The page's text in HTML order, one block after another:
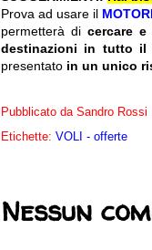
Prova ad usare il
permetterà dicercare
destinazioni in tutto il
presentato in un unico
Pubblicato da Sandro Rossi
Etichette: VOLI - offerte
Nessun